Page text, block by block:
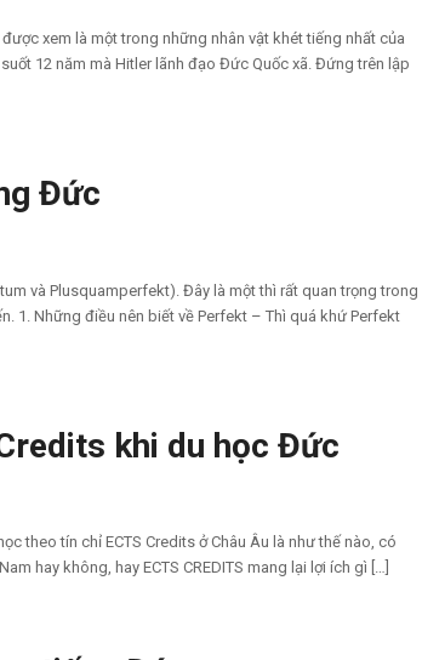
xem là một trong những nhân vật khét tiếng nhất của
12 năm mà Hitler lãnh đạo Đức Quốc xã. Đứng trên lập
Đức
và Plusquamperfekt). Đây là một thì rất quan trọng trong
1. Những điều nên biết về Perfekt – Thì quá khứ Perfekt
khi du học Đức
theo tín chỉ ECTS Credits ở Châu Âu là như thế nào, có
hay không, hay ECTS CREDITS mang lại lợi ích gì […]